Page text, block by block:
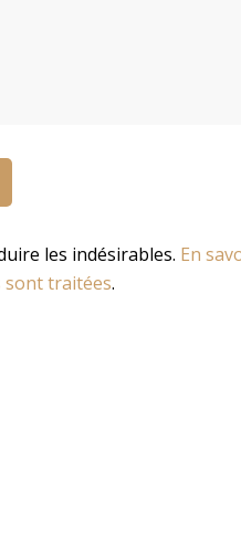
les indésirables. En
sont traitées.